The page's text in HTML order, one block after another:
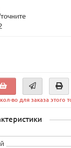
во для заказа этого